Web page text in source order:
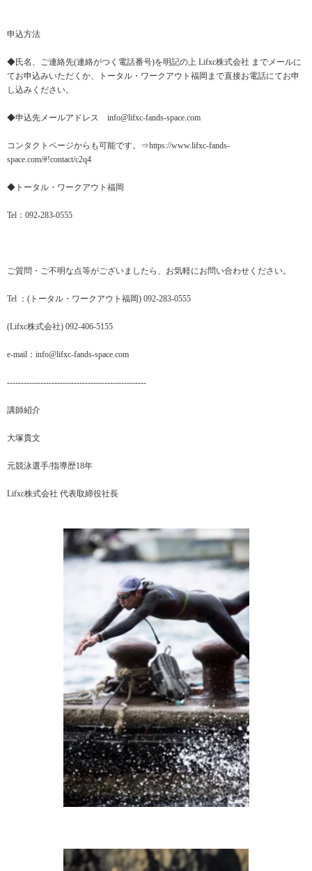
申込方法
◆氏名、ご連絡先(連絡がつく電話番号)を明記の上 Lifxc株式会社 までメールに
てお申込みいただくか、トータル・ワークアウト福岡まで直接お電話にてお申
し込みください。
◆申込先メールアドレス info@lifxc-fands-space.com
コンタクトページからも可能です。⇒https://www.lifxc-fands-
space.com/#!contact/c2q4
◆トータル・ワークアウト福岡
Tel：092-283-0555
ご質問・ご不明な点等がございましたら、お気軽にお問い合わせください。
Tel ：(トータル・ワークアウト福岡) 092-283-0555
(Lifxc株式会社) 092-406-5155
e-mail：info@lifxc-fands-space.com
--------------------------------------------------
講師紹介
大塚貴文
元競泳選手/指導歴18年
Lifxc株式会社 代表取締役社長